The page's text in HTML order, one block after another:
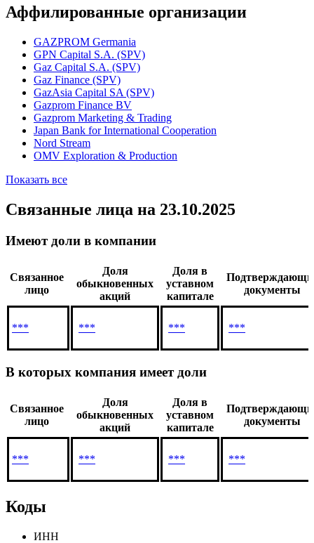
Аффилированные организации
GAZPROM Germania
GPN Capital S.A. (SPV)
Gaz Capital S.A. (SPV)
Gaz Finance (SPV)
GazAsia Capital SA (SPV)
Gazprom Finance BV
Gazprom Marketing & Trading
Japan Bank for International Cooperation
Nord Stream
OMV Exploration & Production
Показать все
Связанные лица на 23.10.2025
Имеют доли в компании
Связанное
лицо
Доля
обыкновенных
акций
Доля в
уставном
капитале
документы
*** *** *** ***
В которых компания имеет доли
Связанное
лицо
Доля
обыкновенных
акций
Доля в
уставном
капитале
документы
*** *** *** ***
Коды
ИНН